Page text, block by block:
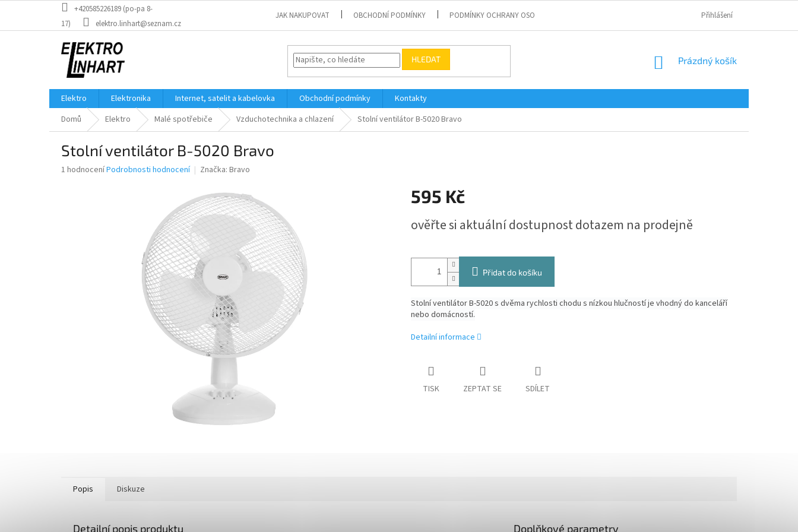
obsah
+420585226189 (po-pa 8-
17)
elektro.linhart@seznam.cz
JAK NAKUPOVAT OBCHODNÍ PODMÍNKY PODMÍNKY OCHRANY OSOBNÍCH ÚDAJŮ Přihlášení
HLEDAT
NÁKUPNÍ
Prázdný košík
Elektro Elektronika Internet, satelit a kabelovka Obchodní podmínky
Kontakty
Domů
Elektro Malé spotřebiče Vzduchotechnika a chlazení Stolní ventilátor B-5020 Bravo
Stolní ventilátor B-5020 Bravo
Průměrné
1 hodnoceníPodrobnosti hodnocení Značka: Bravo
595 Kč
cena:
ověřte si aktuální dostupnost dotazem na prodejně
Přidat do košíku
Stolní ventilátor B-5020 s dvěma rychlosti chodu s nízkou hlučností je vhodný do kanceláří
nebo domácností.
Detailní informace
TISK ZEPTAT SE SDÍLET
Popis Diskuze
Detailní popis produktu Doplňkové parametry